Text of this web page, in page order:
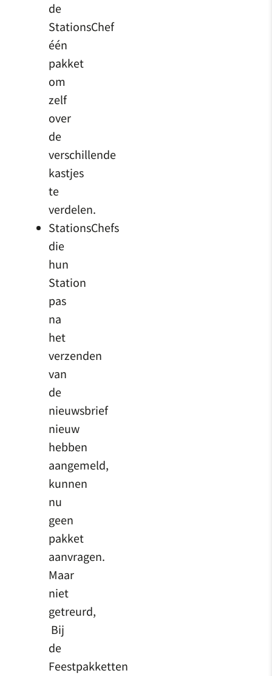
de
StationsChef
één
pakket
om
zelf
over
de
verschillende
kastjes
te
verdelen.
StationsChefs
die
hun
Station
pas
na
het
verzenden
van
de
nieuwsbrief
nieuw
hebben
aangemeld,
kunnen
nu
geen
pakket
aanvragen.
Maar
niet
getreurd,
Bij
de
Feestpakketten